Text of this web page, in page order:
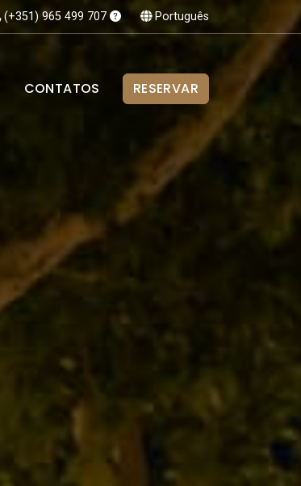
(+351) 965 499 707 Português
CONTATOS RESERVAR